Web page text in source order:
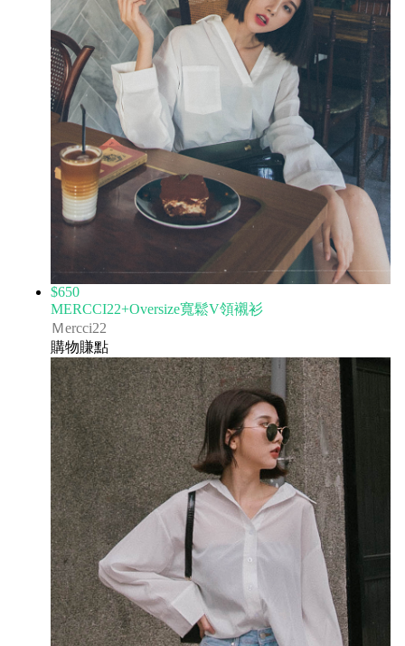
$650
MERCCI22+Oversize寬鬆V領襯衫
Ｍercci22
購物賺點